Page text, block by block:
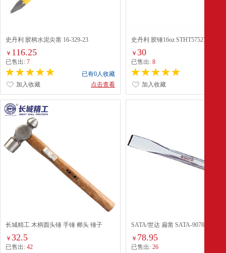
史丹利 胶柄水泥尖凿 16-329-23
20×300mm（尖4） 单位：把
￥ 116.25
已售出: 7
已有0人收藏
点击查看
加入收藏
史丹利 胶锤16oz STHT57527-8-23
￥30
已售出:8
加入收藏
长城精工 木柄圆头锤 手锤 榔头 锤子
16oz 252062
￥ 32.5
已售出: 42
SATA/世达 扁凿 SATA-90785
杆20 单位：把
￥ 78.95
已售出:26